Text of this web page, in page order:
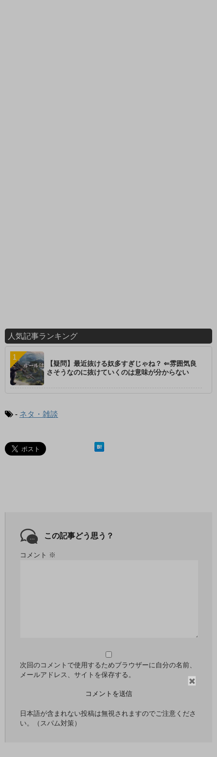
閉
る
人気記事ランキング
【疑問】最近抜ける奴多すぎじゃね？ ⇐雰囲気良
さそうなのに抜けていくのは意味が分からない
- ネタ・雑談
この記事どう思う？
コメント ※
次回のコメントで使用するためブラウザーに自分の名前、
メールアドレス、サイトを保存する。
日本語が含まれない投稿は無視されますのでご注意くださ
い。（スパム対策）